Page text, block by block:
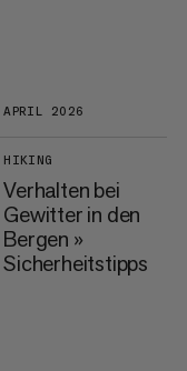
APRIL 2026
HIKING
Verhalten bei
Gewitter in den
Bergen »
Sicherheitstipps